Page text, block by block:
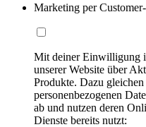
Marketing per
Mit deiner Einwilligung
unserer Website über
Produkte. Dazu
personenbezogenen
ab und nutzen deren
Dienste bereits nutzt: